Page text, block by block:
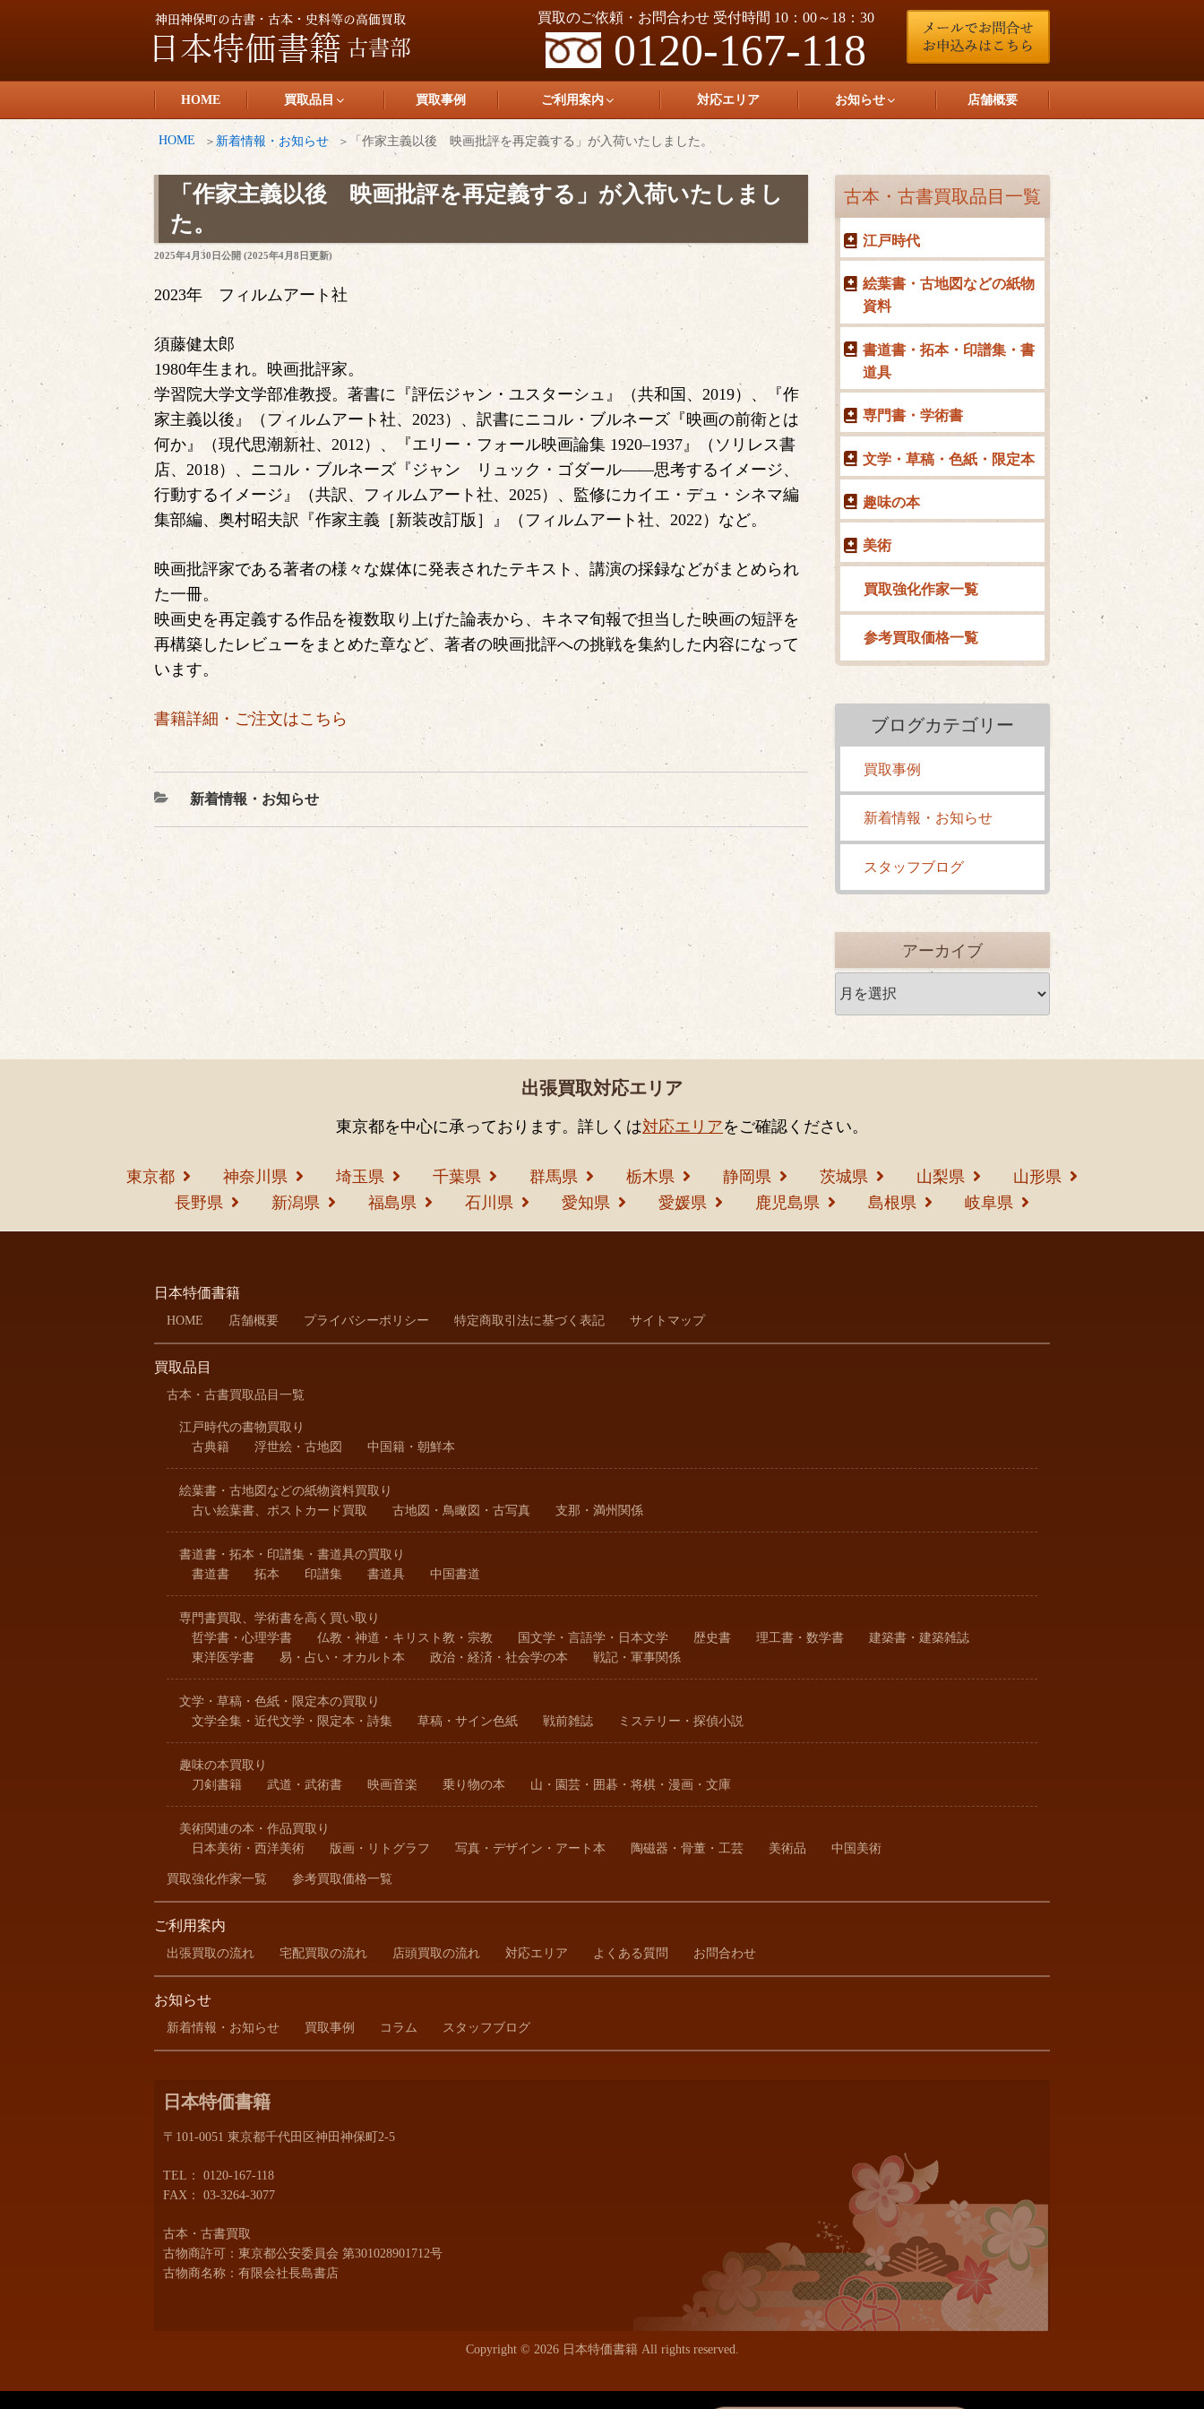
買取のご依頼・お問合わせ 受付時間 10：00～18：30
0120-167-118
日本特価書籍
HOME 買取品目 買取事例 ご利用案内 対応エリア お知らせ 店舗概要
HOME 新着情報・お知らせ 「作家主義以後 映画批評を再定義する」が入荷いたしました。
「作家主義以後 映画批評を再定義する」が入荷いたしまし
た。
投
2025年4月30日公開 (2025年4月8日 更新)
2023年 フィルムアート社
須藤健太郎
1980年生まれ。映画批評家。
学習院大学文学部准教授。著書に『評伝ジャン・ユスターシュ』（共和国、2019）、『作
家主義以後』（フィルムアート社、2023）、訳書にニコル・ブルネーズ『映画の前衛とは
何か』（現代思潮新社、2012）、『エリー・フォール映画論集 1920–1937』（ソリレス書
店、2018）、ニコル・ブルネーズ『ジャン゠リュック・ゴダール——思考するイメージ、
行動するイメージ』（共訳、フィルムアート社、2025）、監修にカイエ・デュ・シネマ編
集部編、奥村昭夫訳『作家主義［新装改訂版］』（フィルムアート社、2022）など。
映画批評家である著者の様々な媒体に発表されたテキスト、講演の採録などがまとめられ
た一冊。
映画史を再定義する作品を複数取り上げた論表から、キネマ旬報で担当した映画の短評を
再構築したレビューをまとめた章など、著者の映画批評への挑戦を集約した内容になって
います。
書籍詳細・ご注文はこちら
カ
新着情報・お知らせ
古本・古書買取品目一覧
江戸時代
絵葉書・古地図などの紙物
資料
書道書・拓本・印譜集・書
道具
専門書・学術書
文学・草稿・色紙・限定本
趣味の本
美術
買取強化作家一覧
参考買取価格一覧
ブログカテゴリー
買取事例
新着情報・お知らせ
スタッフブログ
アーカイブ
ー
ブ
出張買取対応エリア
東京都を中心に承っております。詳しくは対応エリアをご確認ください。
東京都 神奈川県 埼玉県 千葉県 群馬県 栃木県 静岡県 茨城県 山梨県
山形県
長野県
新潟県 福島県 石川県 愛知県 愛媛県 鹿児島県 島根県 岐阜県
日本特価書籍
HOME 店舗概要 プライバシーポリシー 特定商取引法に基づく表記 サイトマップ
買取品目
古本・古書買取品目一覧
江戸時代の書物買取り
古典籍
浮世絵・古地図 中国籍・朝鮮本
絵葉書・古地図などの紙物資料買取り
古い絵葉書、ポストカード買取
古地図・鳥瞰図・古写真 支那・満州関係
書道書・拓本・印譜集・書道具の買取り
書道書
拓本 印譜集 書道具 中国書道
専門書買取、学術書を高く買い取り
哲学書・心理学書
仏教・神道・キリスト教・宗教 国文学・言語学・日本文学 歴史書 理工書・数学書
建築書・建築雑誌
東洋医学書
易・占い・オカルト本 政治・経済・社会学の本 戦記・軍事関係
文学・草稿・色紙・限定本の買取り
文学全集・近代文学・限定本・詩集
草稿・サイン色紙 戦前雑誌 ミステリー・探偵小説
趣味の本買取り
刀剣書籍
武道・武術書 映画音楽 乗り物の本 山・園芸・囲碁・将棋・漫画・文庫
美術関連の本・作品買取り
日本美術・西洋美術
版画・リトグラフ 写真・デザイン・アート本 陶磁器・骨董・工芸 美術品 中国美術
買取強化作家一覧 参考買取価格一覧
ご利用案内
出張買取の流れ 宅配買取の流れ 店頭買取の流れ 対応エリア よくある質問 お問合わせ
お知らせ
新着情報・お知らせ 買取事例 コラム スタッフブログ
日本特価書籍
〒101-0051 東京都千代田区神田神保町2-5
TEL： 0120-167-118
FAX： 03-3264-3077
古本・古書買取
古物商許可：東京都公安委員会 第301028901712号
古物商名称：有限会社長島書店
Copyright © 2026 日本特価書籍 All rights reserved.